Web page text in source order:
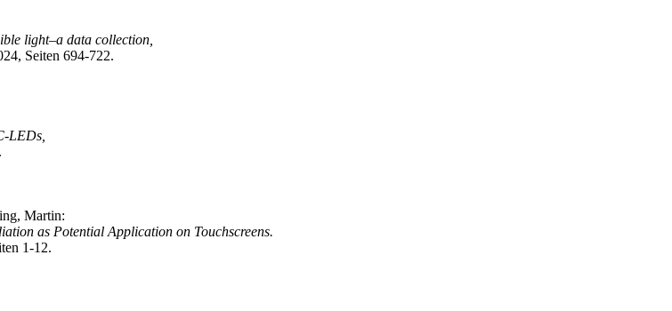
light–a data collection,
Seiten 694-722.
LEDs,
Martin:
as Potential Application on Touchscreens.
1-12.